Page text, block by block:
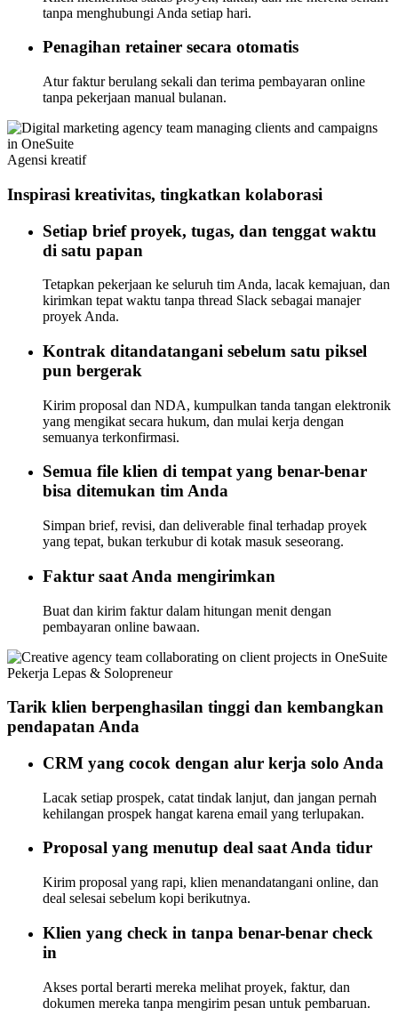
tanpa menghubungi Anda setiap hari.
Penagihan retainer secara otomatis
Atur faktur berulang sekali dan terima pembayaran online
tanpa pekerjaan manual bulanan.
Agensi kreatif
Inspirasi kreativitas, tingkatkan kolaborasi
Setiap brief proyek, tugas, dan tenggat waktu
di satu papan
Tetapkan pekerjaan ke seluruh tim Anda, lacak kemajuan, dan
kirimkan tepat waktu tanpa thread Slack sebagai manajer
proyek Anda.
Kontrak ditandatangani sebelum satu piksel
pun bergerak
Kirim proposal dan NDA, kumpulkan tanda tangan elektronik
yang mengikat secara hukum, dan mulai kerja dengan
semuanya terkonfirmasi.
Semua file klien di tempat yang benar-benar
bisa ditemukan tim Anda
Simpan brief, revisi, dan deliverable final terhadap proyek
yang tepat, bukan terkubur di kotak masuk seseorang.
Faktur saat Anda mengirimkan
Buat dan kirim faktur dalam hitungan menit dengan
pembayaran online bawaan.
Pekerja Lepas & Solopreneur
Tarik klien berpenghasilan tinggi dan kembangkan
pendapatan Anda
CRM yang cocok dengan alur kerja solo Anda
Lacak setiap prospek, catat tindak lanjut, dan jangan pernah
kehilangan prospek hangat karena email yang terlupakan.
Proposal yang menutup deal saat Anda tidur
Kirim proposal yang rapi, klien menandatangani online, dan
deal selesai sebelum kopi berikutnya.
Klien yang check in tanpa benar-benar check
in
Akses portal berarti mereka melihat proyek, faktur, dan
dokumen mereka tanpa mengirim pesan untuk pembaruan.